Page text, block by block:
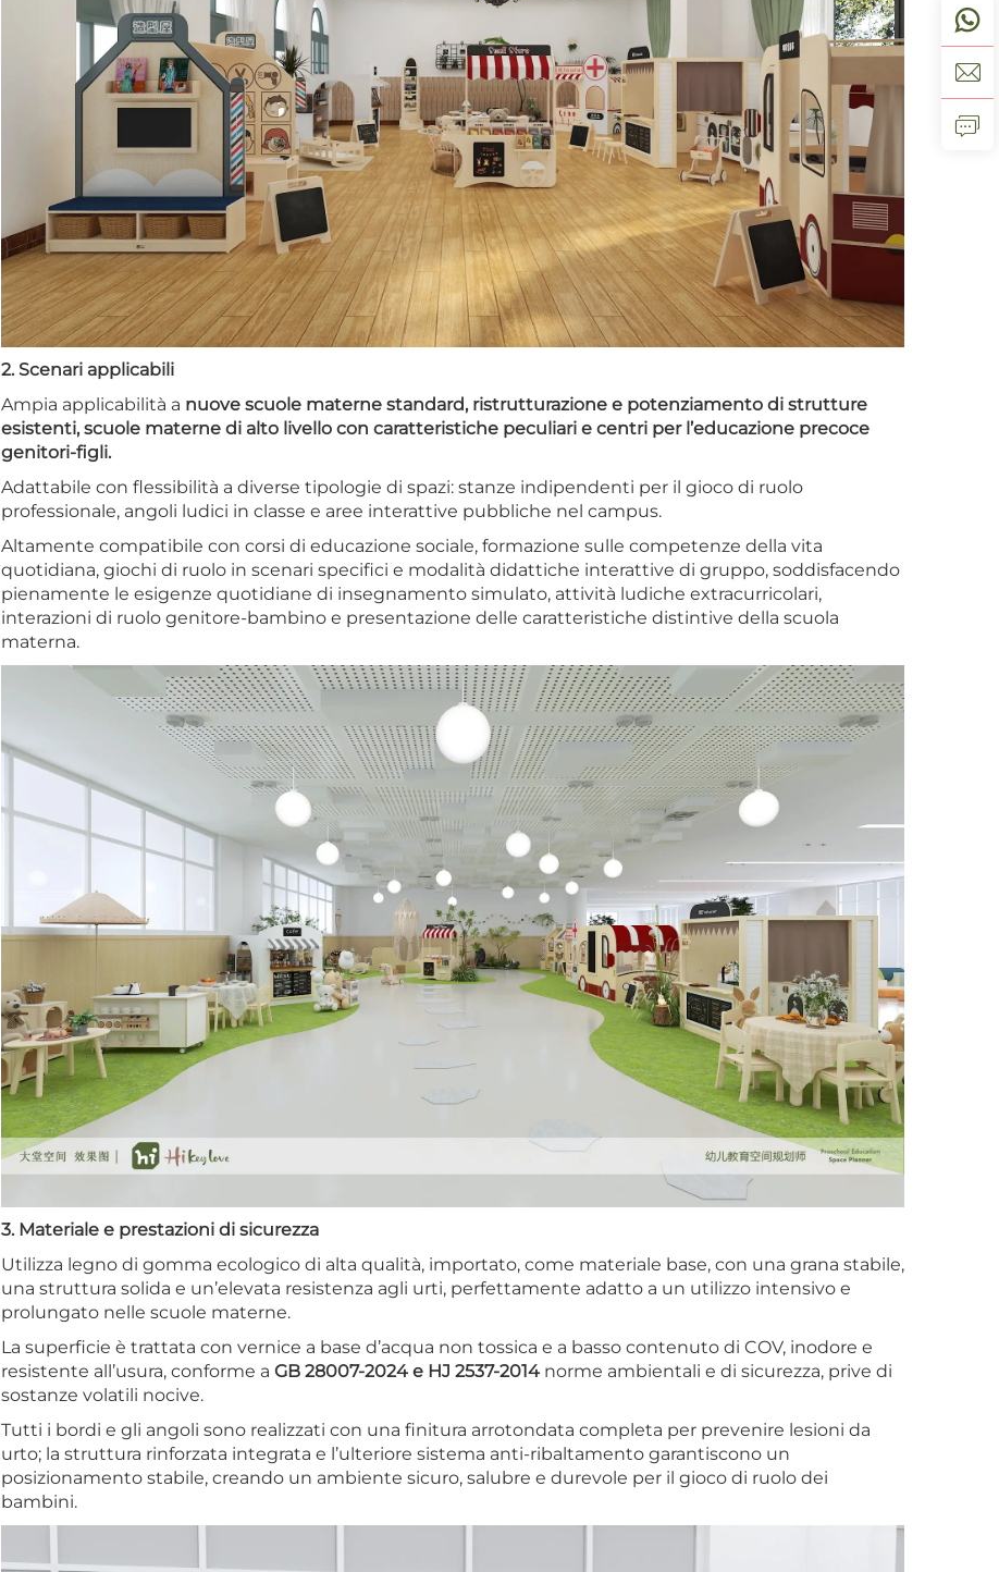
2. Scenari applicabili
Ampia applicabilità a nuove scuole materne standard, ristrutturazione e potenziamento di strutture
esistenti, scuole materne di alto livello con caratteristiche peculiari e centri per l’educazione precoce
genitori-figli.
Adattabile con flessibilità a diverse tipologie di spazi: stanze indipendenti per il gioco di ruolo
professionale, angoli ludici in classe e aree interattive pubbliche nel campus.
Altamente compatibile con corsi di educazione sociale, formazione sulle competenze della vita
quotidiana, giochi di ruolo in scenari specifici e modalità didattiche interattive di gruppo, soddisfacendo
pienamente le esigenze quotidiane di insegnamento simulato, attività ludiche extracurricolari,
interazioni di ruolo genitore-bambino e presentazione delle caratteristiche distintive della scuola
materna.
3. Materiale e prestazioni di sicurezza
Utilizza legno di gomma ecologico di alta qualità, importato, come materiale base, con una grana stabile,
una struttura solida e un’elevata resistenza agli urti, perfettamente adatto a un utilizzo intensivo e
prolungato nelle scuole materne.
La superficie è trattata con vernice a base d’acqua non tossica e a basso contenuto di COV, inodore e
resistente all’usura, conforme a GB 28007-2024 e HJ 2537-2014 norme ambientali e di sicurezza, prive di
sostanze volatili nocive.
Tutti i bordi e gli angoli sono realizzati con una finitura arrotondata completa per prevenire lesioni da
urto; la struttura rinforzata integrata e l’ulteriore sistema anti-ribaltamento garantiscono un
posizionamento stabile, creando un ambiente sicuro, salubre e durevole per il gioco di ruolo dei
bambini.